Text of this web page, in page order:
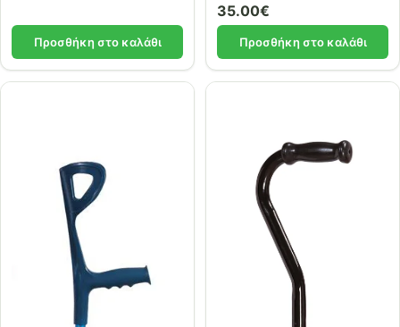
Προσθήκη στο καλάθι
35.00€
Προσθήκη στο καλάθι